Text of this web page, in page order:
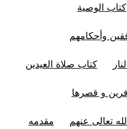
كتاب الوصية
وأحكامهم
كتاب صلاة العيدين
و قصرها
تعالى عنهم مقدمه